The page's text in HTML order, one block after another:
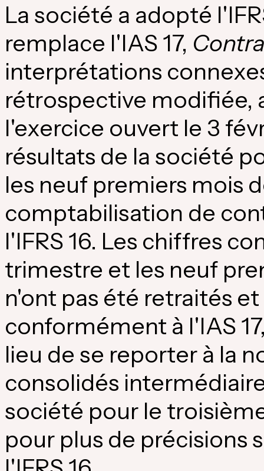
La société a adopté
remplace l'IAS 17,
interprétations
rétrospective modifiée,
l'exercice ouvert le 3
résultats de la société
les neuf premiers mois
comptabilisation de
l'IFRS 16. Les chiffres
trimestre et les neuf
n'ont pas été retraités
conformément à l'IAS
lieu de se reporter à la
consolidés
société pour le
pour plus de précisions